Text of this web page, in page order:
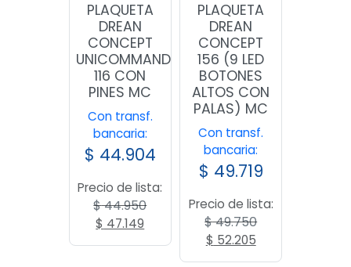
PLAQUETA
DREAN
CONCEPT
UNICOMMAND
116 CON
PINES MC
Con transf.
bancaria:
$ 44.904
Precio de lista:
$44.950
El
$ 47.149
precio
actual
PLAQUETA
DREAN
CONCEPT
156 (9 LED
BOTONES
ALTOS CON
PALAS) MC
Con transf.
bancaria:
$ 49.719
Precio de lista:
$49.750
El
$ 52.205El
precio